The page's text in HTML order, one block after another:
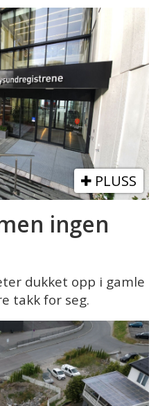
PLUSS
ingen
dukket opp i gamle
takk for seg.